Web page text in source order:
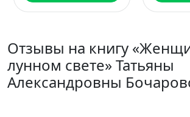
Отзывы на книгу
лунном свете» Татьяны
Александровны